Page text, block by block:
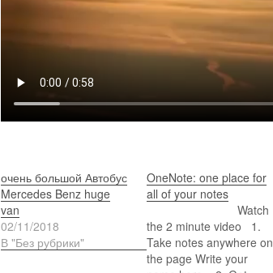
очень большой Автобус
Mercedes Benz huge
van
02/11/2018
В "Без рубрики"
OneNote: one place for
all of your notes
Watch
the 2 minute video 1.
Take notes anywhere on
the page Write your